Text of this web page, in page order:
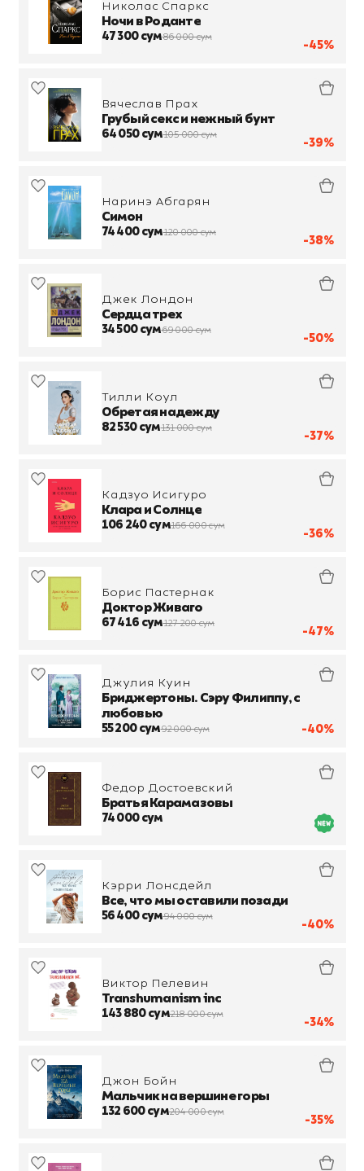
-45%
Николас Спаркс
Ночи в Роданте
47 300 сум86 000 сум
-39%
Вячеслав Прах
Грубый секс и нежный бунт
64 050 сум105 000 сум
-38%
Наринэ Абгарян
Симон
74 400 сум120 000 сум
-50%
Джек Лондон
Сердца трех
34 500 сум69 000 сум
-37%
Тилли Коул
Обретая надежду
82 530 сум131 000 сум
-36%
Кадзуо Исигуро
Клара и Солнце
106 240 сум166 000 сум
-47%
Борис Пастернак
Доктор Живаго
67 416 сум127 200 сум
-40%
Джулия Куин
Бриджертоны. Сэру Филиппу, с
любовью
55 200 сум92 000 сум
Федор Достоевский
Братья Карамазовы
74 000 сум
-40%
Кэрри Лонсдейл
Все, что мы оставили позади
56 400 сум94 000 сум
-34%
Виктор Пелевин
Transhumanism inc
143 880 сум218 000 сум
-35%
Джон Бойн
Мальчик на вершине горы
132 600 сум204 000 сум